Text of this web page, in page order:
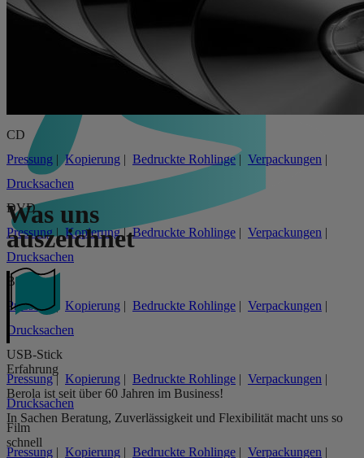
CD
Pressung
Kopierung Bedruckte Rohlinge Verpackungen
Drucksachen
DVD
Pressung| Kopierung| Bedruckte Rohlinge Verpackungen
Drucksachen
Blu-Ray
Pressung| Kopierung Bedruckte Rohlinge Verpackungen
Drucksachen
USB-Stick
Pressung| Kopierung Bedruckte Rohlinge Verpackungen
Drucksachen
Film
Pressung
Kopierung Bedruckte Rohlinge Verpackungen
Was uns
auszeichnet
Erfahrung
Berola ist seit über 60 Jahren im Business!
In Sachen Beratung, Zuverlässigkeit und Flexibilität macht uns so
schnell